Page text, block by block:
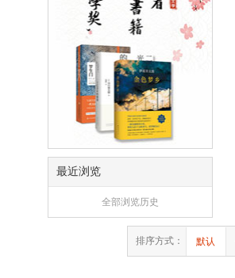
最近浏览
全部浏览历史
排序方式： 默认